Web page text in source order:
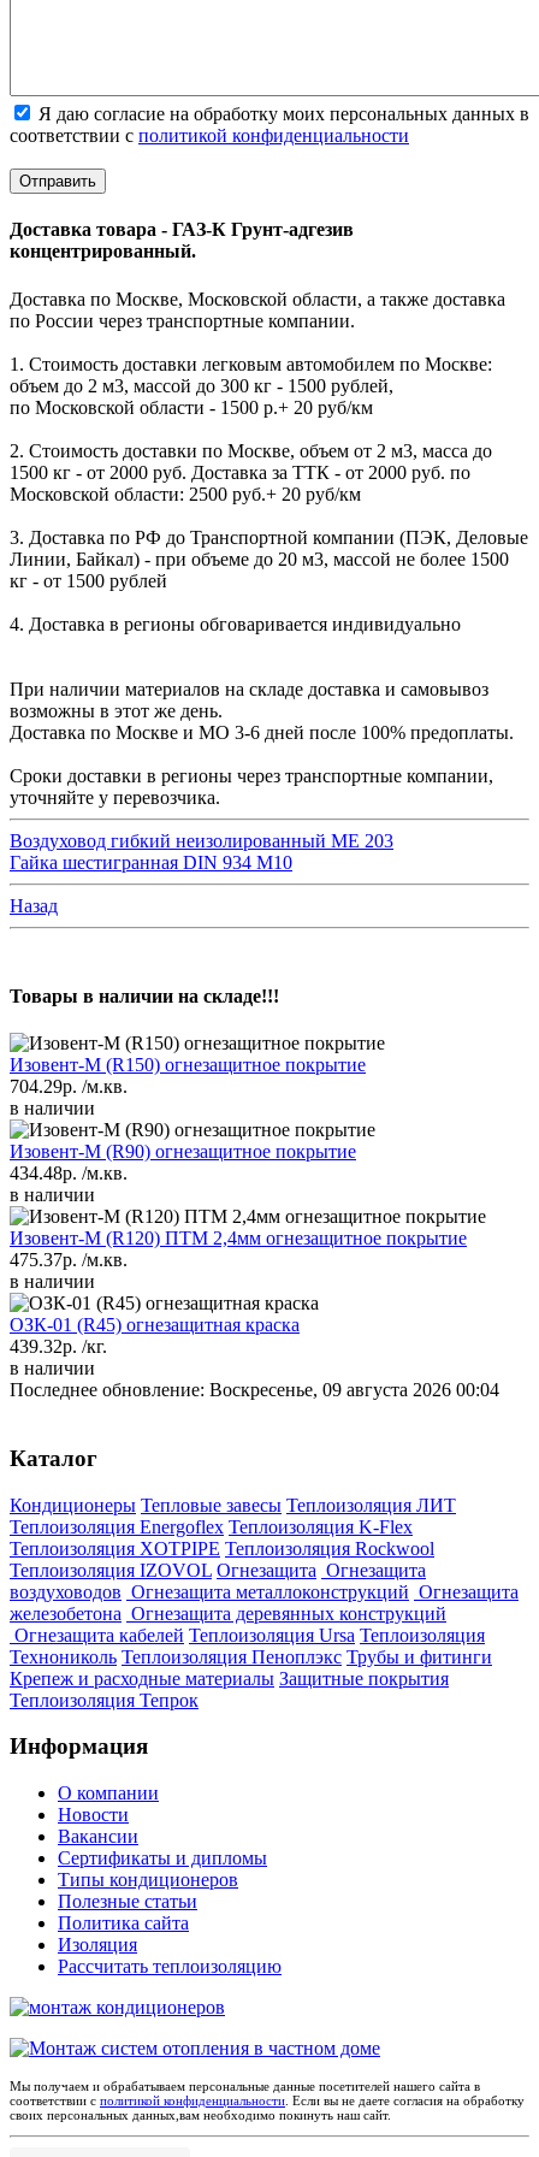
Я даю согласие на обработку моих персональных данных в
соответствии с политикой конфиденциальности
Доставка товара - ГАЗ-К Грунт-адгезив
концентрированный.
Доставка по Москве, Московской области, а также доставка
по России через транспортные компании.
1. Стоимость доставки легковым автомобилем по Москве:
объем до 2 м3, массой до 300 кг - 1500 рублей,
по Московской области - 1500 р.+ 20 руб/км
2. Стоимость доставки по Москве, объем от 2 м3, масса до
1500 кг - от 2000 руб. Доставка за ТТК - от 2000 руб. по
Московской области: 2500 руб.+ 20 руб/км
3. Доставка по РФ до Транспортной компании (ПЭК, Деловые
Линии, Байкал) - при объеме до 20 м3, массой не более 1500
кг - от 1500 рублей
4. Доставка в регионы обговаривается индивидуально
При наличии материалов на складе доставка и самовывоз
возможны в этот же день.
Доставка по Москве и МО 3-6 дней после 100% предоплаты.
Сроки доставки в регионы через транспортные компании,
уточняйте у перевозчика.
Воздуховод гибкий неизолированный МЕ 203
Гайка шестигранная DIN 934 М10
Назад
Товары в наличии на складе!!!
Изовент-М (R150) огнезащитное покрытие
704.29р. /м.кв.
в наличии
Изовент-М (R90) огнезащитное покрытие
434.48р. /м.кв.
в наличии
Изовент-М (R120) ПТМ 2,4мм огнезащитное покрытие
475.37р. /м.кв.
в наличии
ОЗК-01 (R45) огнезащитная краска
439.32р. /кг.
в наличии
Последнее обновление: Воскресенье, 09 августа 2026 00:04
Каталог
Кондиционеры Тепловые завесы Теплоизоляция ЛИТ
Теплоизоляция Energoflex Теплоизоляция K-Flex
Теплоизоляция XOTPIPE Теплоизоляция Rockwool
Теплоизоляция IZOVOL Огнезащита Огнезащита
воздуховодов Огнезащита металлоконструкций Огнезащита
железобетона Огнезащита деревянных конструкций
Огнезащита кабелей Теплоизоляция Ursa Теплоизоляция
Технониколь Теплоизоляция Пеноплэкс Трубы и фитинги
Крепеж и расходные материалы Защитные покрытия
Теплоизоляция Тепрок
Информация
О компании
Новости
Вакансии
Сертификаты и дипломы
Типы кондиционеров
Полезные статьи
Политика сайта
Изоляция
Рассчитать теплоизоляцию
Мы получаем и обрабатываем персональные данные посетителей нашего сайта в
соответствии с политикой конфиденциальности . Если вы не даете согласия на обработку
своих персональных данных,вам необходимо покинуть наш сайт.